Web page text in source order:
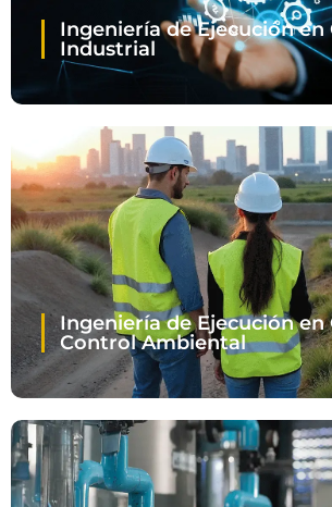
Ingeniería de Ejecución en
Industrial
Ingeniería de Ejecución en
Control Ambiental